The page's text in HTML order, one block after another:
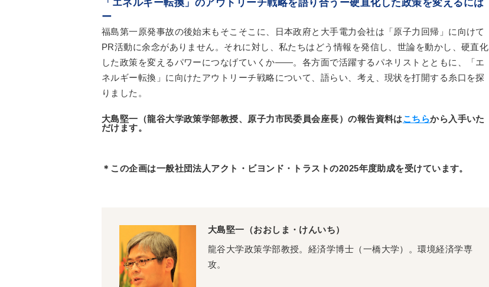
「エネルギー転換」のアウトリーチ戦略を語り合うー硬直化した政策を変えるには
ー
福島第一原発事故の後始末もそこそこに、日本政府と大手電力会社は「原子力回帰」に向けて
PR活動に余念がありません。それに対し、私たちはどう情報を発信し、世論を動かし、硬直化
した政策を変えるパワーにつなげていくか――。各方面で活躍するパネリストとともに、「エ
ネルギー転換」に向けたアウトリーチ戦略について、語らい、考え、現状を打開する糸口を探
りました。
大島堅一（龍谷大学政策学部教授、原子力市民委員会座長）の報告資料はこちらから入手いた
だけます。
＊この企画は一般社団法人アクト・ビヨンド・トラストの2025年度助成を受けています。
大島堅一（おおしま・けんいち）
龍谷大学政策学部教授。経済学博士（一橋大学）。環境経済学専
攻。